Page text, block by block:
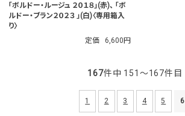
「ボルドー・ルージュ ２０１８」(赤)、 「ボ
ルドー・ブラン２０２３ 」(白)〈専用箱入
り〉
定価
6,600円
167件中 151〜167件目
1 2 3 4 5 6